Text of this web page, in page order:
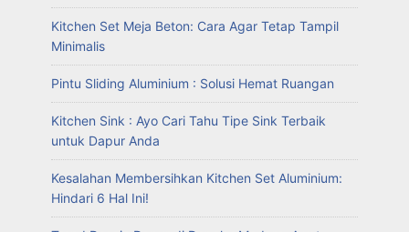
Kitchen Set Meja Beton: Cara Agar Tetap Tampil
Minimalis
Pintu Sliding Aluminium : Solusi Hemat Ruangan
Kitchen Sink : Ayo Cari Tahu Tipe Sink Terbaik
untuk Dapur Anda
Kesalahan Membersihkan Kitchen Set Aluminium:
Hindari 6 Hal Ini!